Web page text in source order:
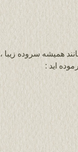
همیشه سروده زیبا ،
اید :